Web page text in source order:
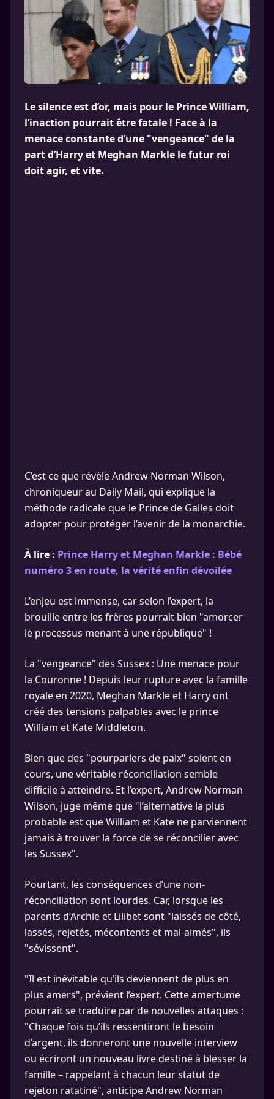
Le silence est d’or, mais pour le Prince William,
l’inaction pourrait être fatale ! Face à la
menace constante d’une "vengeance" de la
part d’Harry et Meghan Markle le futur roi
doit agir, et vite.
C’est ce que révèle Andrew Norman Wilson,
chroniqueur au Daily Mail, qui explique la
méthode radicale que le Prince de Galles doit
adopter pour protéger l’avenir de la monarchie.
À lire : Prince Harry et Meghan Markle : Bébé
numéro 3 en route, la vérité enfin dévoilée
L’enjeu est immense, car selon l’expert, la
brouille entre les frères pourrait bien "amorcer
le processus menant à une république" !
La "vengeance" des Sussex : Une menace pour
la Couronne ! Depuis leur rupture avec la famille
royale en 2020, Meghan Markle et Harry ont
créé des tensions palpables avec le prince
William et Kate Middleton.
Bien que des "pourparlers de paix" soient en
cours, une véritable réconciliation semble
difficile à atteindre. Et l’expert, Andrew Norman
Wilson, juge même que "l’alternative la plus
probable est que William et Kate ne parviennent
jamais à trouver la force de se réconcilier avec
les Sussex".
Pourtant, les conséquences d’une non-
réconciliation sont lourdes. Car, lorsque les
parents d’Archie et Lilibet sont "laissés de côté,
lassés, rejetés, mécontents et mal-aimés", ils
"sévissent".
"Il est inévitable qu’ils deviennent de plus en
plus amers", prévient l’expert. Cette amertume
pourrait se traduire par de nouvelles attaques :
"Chaque fois qu’ils ressentiront le besoin
d’argent, ils donneront une nouvelle interview
ou écriront un nouveau livre destiné à blesser la
famille – rappelant à chacun leur statut de
rejeton ratatiné", anticipe Andrew Norman